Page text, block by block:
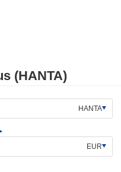
(HANTA)
HANTA
EUR
con el impulso del